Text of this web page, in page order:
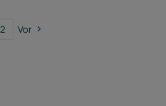
2 Vor